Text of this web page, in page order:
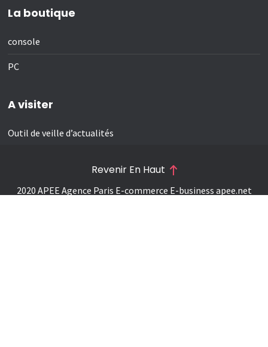
La boutique
console
PC
A visiter
Outil de veille d’actualités
2020 APEE Agence Paris E-commerce E-business apee.net
Revenir En Haut